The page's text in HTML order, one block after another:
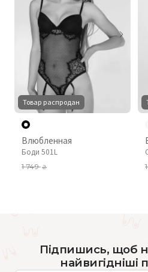
Товар распродан
Влюбленная
Боди 501L
1 749₴
Підпишись, щоб
найвигідніші